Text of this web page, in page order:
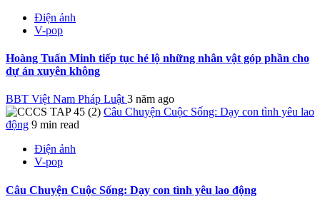
Điện ảnh
V-pop
Hoàng Tuấn Minh tiếp tục hé lộ những nhân vật góp phần cho
dự án xuyên không
BBT Việt Nam Pháp Luật 3 năm ago
Câu Chuyện Cuộc Sống: Dạy con tình yêu lao
động 9 min read
Điện ảnh
V-pop
Câu Chuyện Cuộc Sống: Dạy con tình yêu lao động